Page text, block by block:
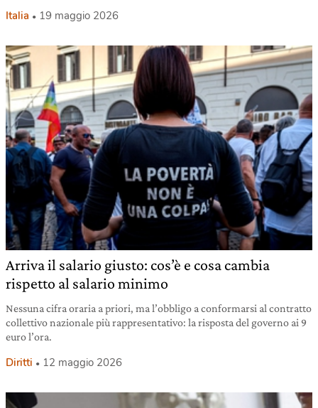
Italia 19 maggio 2026
Arriva il salario giusto: cos’è e cosa cambia
rispetto al salario minimo
Nessuna cifra oraria a priori, ma l’obbligo a conformarsi al contratto
collettivo nazionale più rappresentativo: la risposta del governo ai 9
euro l’ora.
Diritti 12 maggio 2026